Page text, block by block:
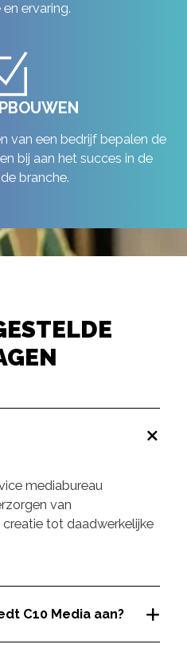
ervaring.
van een bedrijf bepalen de
bij aan het succes in de
branche.
mediabureau
van
tot daadwerkelijke
C10 Media aan?